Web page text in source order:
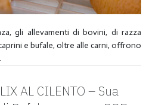
gli allevamenti di bovini, di razza
e bufale, oltre alle carni, offrono
AL CILENTO – Sua